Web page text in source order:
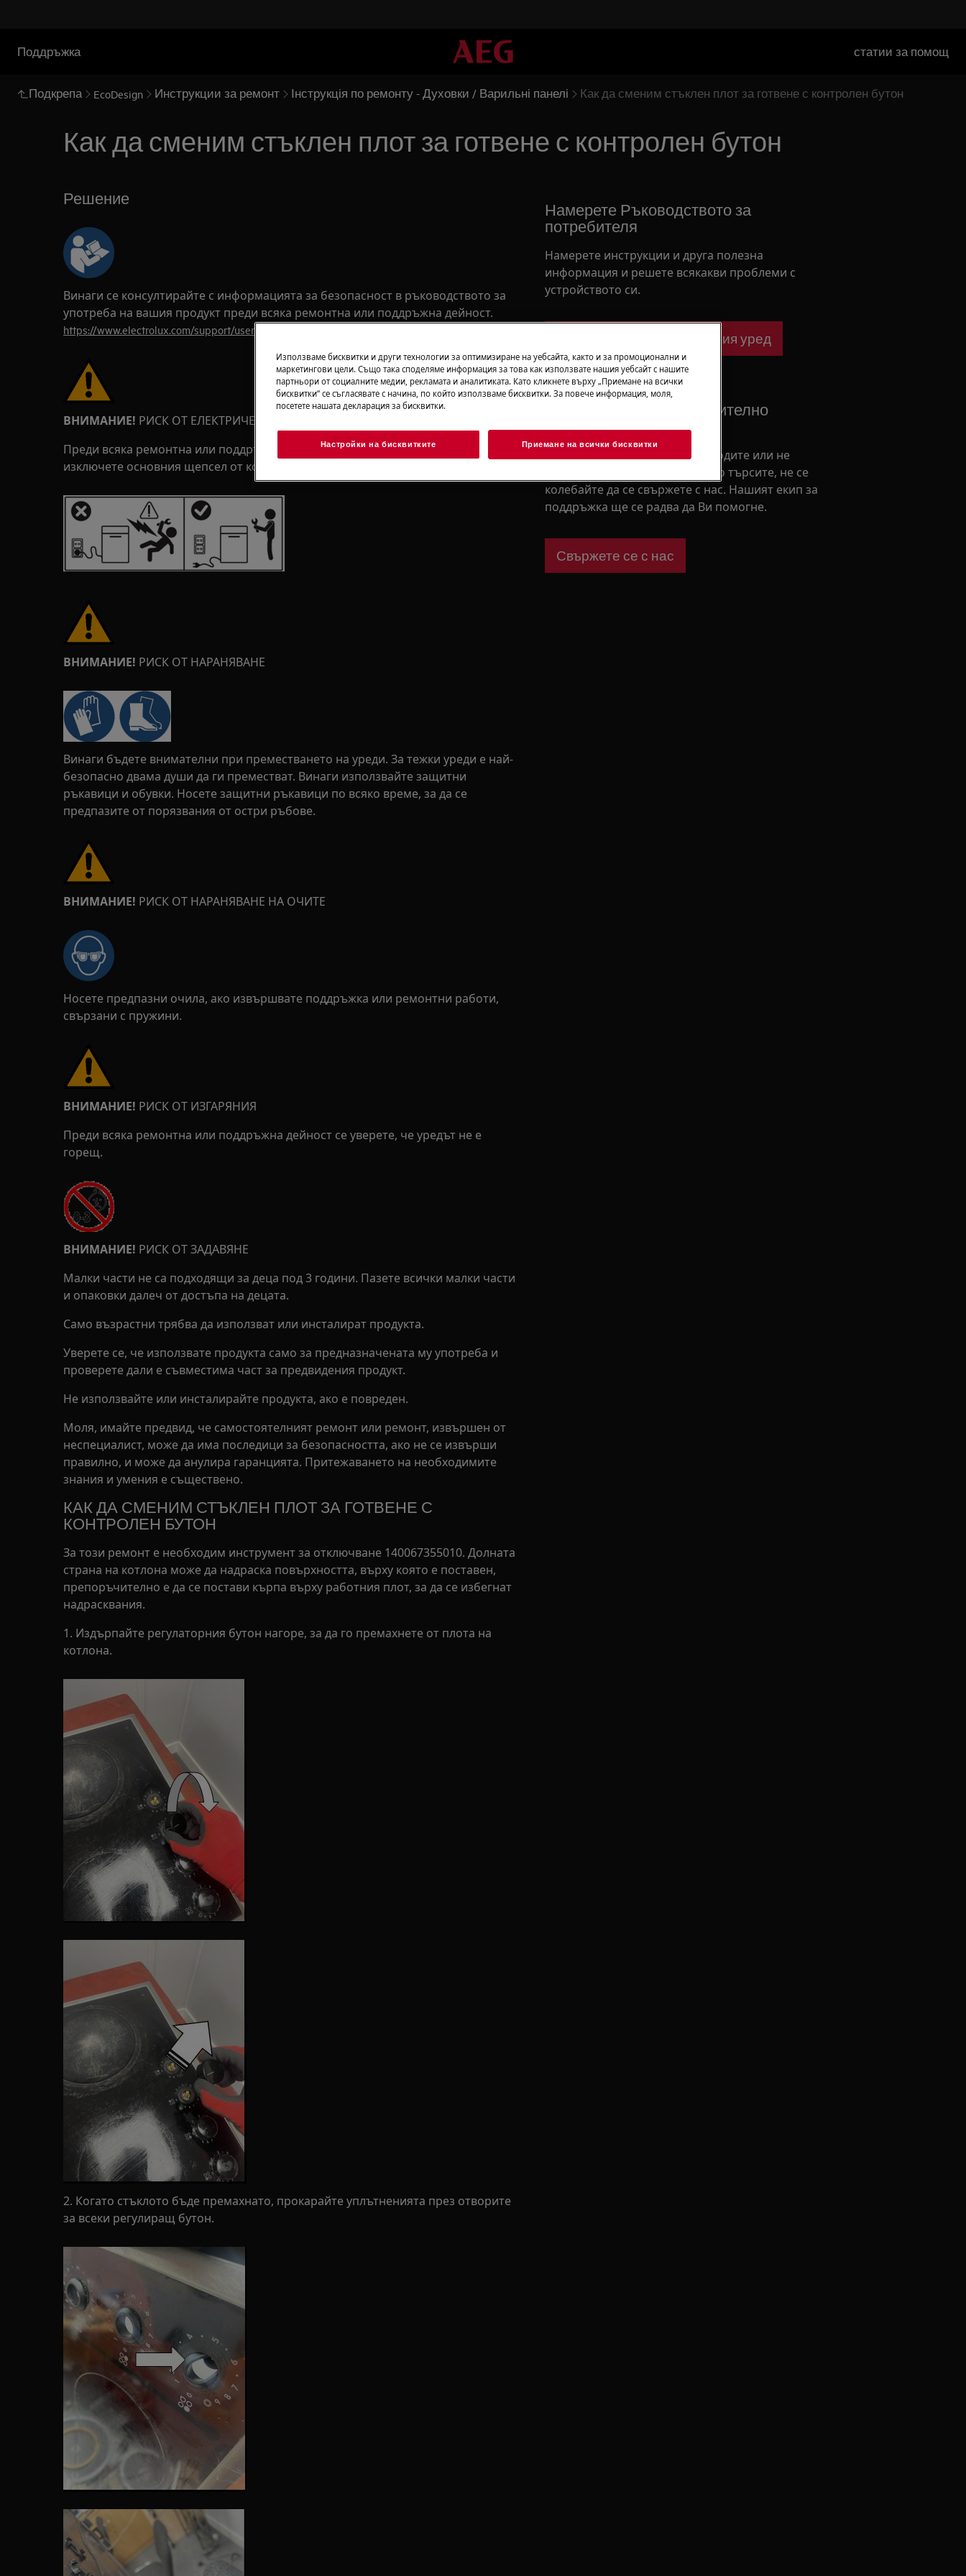
Поддръжка статии за помощ
Подкрепа EcoDesign Инструкции за ремонт Інструкція по ремонту - Духовки / Варильні панелі Как да сменим стъклен плот за готвене с контролен бутон
Как да сменим стъклен плот за готвене с контролен бутон
Решение
Винаги се консултирайте с информацията за безопасност в ръководството за
употреба на вашия продукт преди всяка ремонтна или поддръжна дейност.
https://www.electrolux.com/support/user-manuals/
ВНИМАНИЕ! РИСК ОТ ЕЛЕКТРИЧЕСКИ УДАР
Преди всяка ремонтна или поддръжка операция, деактивирайте уреда и
изключете основния щепсел от контакта.
ВНИМАНИЕ! РИСК ОТ НАРАНЯВАНЕ
Винаги бъдете внимателни при преместването на уреди. За тежки уреди е най-
безопасно двама души да ги преместват. Винаги използвайте защитни
ръкавици и обувки. Носете защитни ръкавици по всяко време, за да се
предпазите от порязвания от остри ръбове.
ВНИМАНИЕ! РИСК ОТ НАРАНЯВАНЕ НА ОЧИТЕ
Носете предпазни очила, ако извършвате поддръжка или ремонтни работи,
свързани с пружини.
ВНИМАНИЕ! РИСК ОТ ИЗГАРЯНИЯ
Преди всяка ремонтна или поддръжна дейност се уверете, че уредът не е
горещ.
ВНИМАНИЕ! РИСК ОТ ЗАДАВЯНЕ
Малки части не са подходящи за деца под 3 години. Пазете всички малки части
и опаковки далеч от достъпа на децата.
Само възрастни трябва да използват или инсталират продукта.
Уверете се, че използвате продукта само за предназначената му употреба и
проверете дали е съвместима част за предвидения продукт.
Не използвайте или инсталирайте продукта, ако е повреден.
Моля, имайте предвид, че самостоятелният ремонт или ремонт, извършен от
неспециалист, може да има последици за безопасността, ако не се извърши
правилно, и може да анулира гаранцията. Притежаването на необходимите
знания и умения е съществено.
КАК ДА СМЕНИМ СТЪКЛЕН ПЛОТ ЗА ГОТВЕНЕ С
КОНТРОЛЕН БУТОН
За този ремонт е необходим инструмент за отключване 140067355010. Долната
страна на котлона може да надраска повърхността, върху която е поставен,
препоръчително е да се постави кърпа върху работния плот, за да се избегнат
надрасквания.
1. Издърпайте регулаторния бутон нагоре, за да го премахнете от плота на
котлона.
2. Когато стъклото бъде премахнато, прокарайте уплътненията през отворите
за всеки регулиращ бутон.
Намерете Ръководството за
потребителя
Намерете инструкции и друга полезна
информация и решете всякакви проблеми с
устройството си.
Свалете упътване за Вашия уред
Имате нужда от допълнително
съдействие?
Ако не сте сигурни как да подходите или не
можете да откриете това, което търсите, не се
колебайте да се свържете с нас. Нашият екип за
поддръжка ще се радва да Ви помогне.
Свържете се с нас
Използваме бисквитки и други технологии за оптимизиране на уебсайта, както и за промоционални и
маркетингови цели. Също така споделяме информация за това как използвате нашия уебсайт с нашите
партньори от социалните медии, рекламата и аналитиката. Като кликнете върху „Приемане на всички
бисквитки“ се съгласявате с начина, по който използваме бисквитки. За повече информация, моля,
посетете нашата декларация за бисквитки.
Настройки на бисквитките Приемане на всички бисквитки